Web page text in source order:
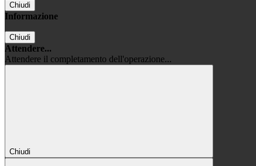
Chiudi
Informazione
Chiudi
Attendere...
Attendere il completamento dell'operazione...
Chiudi